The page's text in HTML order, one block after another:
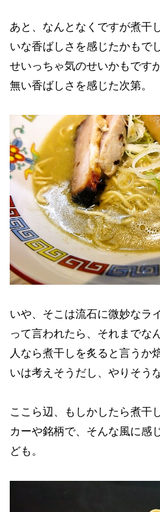
あと、なんとなくですが煮干
いな香ばしさを感じたかもで
せいっちゃ気のせいかもです
無い香ばしさを感じた次第。
いや、そこは流石に微妙なラ
って言われたら、それまでな
人なら煮干しを炙ると言うか
いは考えそうだし、やりそう
ここら辺、もしかしたら煮干
カーや銘柄で、そんな風に感
ども。